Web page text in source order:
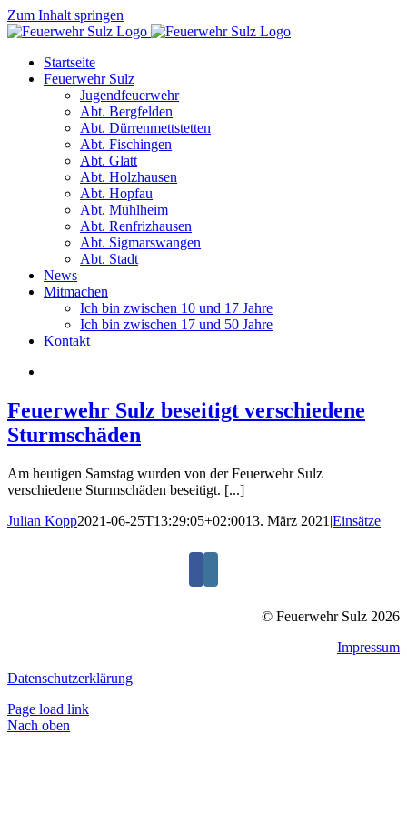
Zum Inhalt springen
Startseite
Feuerwehr Sulz
Jugendfeuerwehr
Abt. Bergfelden
Abt. Dürrenmettstetten
Abt. Fischingen
Abt. Glatt
Abt. Holzhausen
Abt. Hopfau
Abt. Mühlheim
Abt. Renfrizhausen
Abt. Sigmarswangen
Abt. Stadt
News
Mitmachen
Ich bin zwischen 10 und 17 Jahre
Ich bin zwischen 17 und 50 Jahre
Kontakt
Feuerwehr Sulz beseitigt verschiedene
Sturmschäden
Am heutigen Samstag wurden von der Feuerwehr Sulz
verschiedene Sturmschäden beseitigt. [...]
Julian Kopp2021-06-25T13:29:05+02:0013. März 2021 |Einsätze|
© Feuerwehr Sulz 2026
Impressum
Datenschutzerklärung
Page load link
Nach oben